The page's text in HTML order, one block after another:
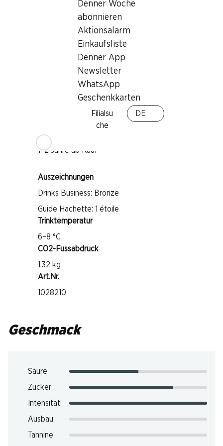
Denner Woche
abonnieren
Aktionsalarm
Einkaufsliste
Denner App
Newsletter
WhatsApp
Geschenkkarten
Filialsu
che
DE
Wissenswertes
Trinkreife
1–2 Jahre ab Kauf
Auszeichnungen
Drinks Business: Bronze
Guide Hachette: 1 étoile
Trinktemperatur
6–8 °C
CO2-Fussabdruck
1.32 kg
Art.Nr.
1028210
Geschmack
Säure
Zucker
Intensität
Ausbau
Tannine